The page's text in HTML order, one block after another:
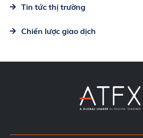
Tin tức thị trường
Chiến lược giao dịch